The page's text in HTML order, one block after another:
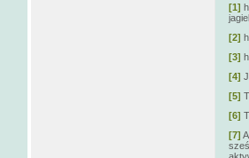
[1]
[2]
[3]
[4]
[5]
[6]
[7]